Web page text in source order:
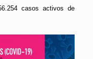
casos activos de